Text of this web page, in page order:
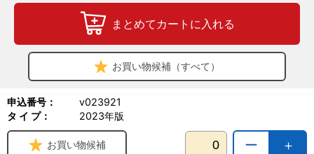
まとめてカートに入れる
お買い物候補（すべて）
申込番号：
v023921
タ イ プ：
2023年版
＋
ー
お買い物候補